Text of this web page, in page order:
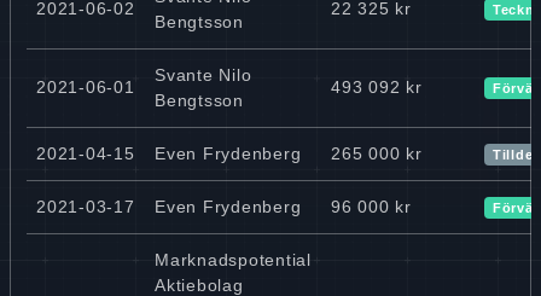
2021-06-02
Bengtsson
22 325 kr
2021-06-01
Svante Nilo
Bengtsson
493 092 kr
2021-04-15 Even Frydenberg 265 000 kr
2021-03-17 Even Frydenberg 96 000 kr
Marknadspotential
Aktiebolag